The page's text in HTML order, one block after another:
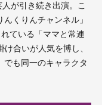
が引き続き出演。こ
くりんチャンネル」
ている「ママと常連
合いが⼈気を博し、
でも同⼀のキャラクタ